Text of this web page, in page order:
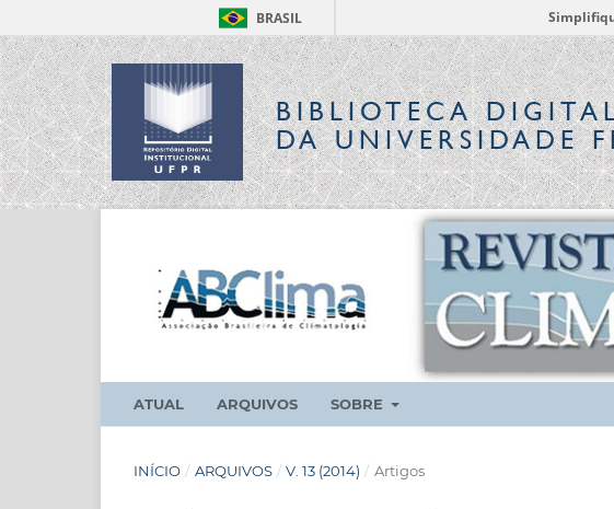
BRASIL
BIBLIOTECA
DA UNIVERSIDADE
ATUAL ARQUIVOS SOBRE
INÍCIO / ARQUIVOS / V. 13 (2014) / Artigos